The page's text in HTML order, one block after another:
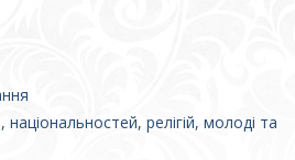
національностей, релігій, молоді та